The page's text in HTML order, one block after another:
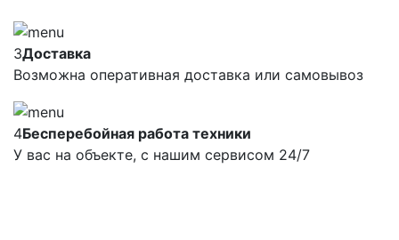
3Доставка
Возможна оперативная доставка или самовывоз
4Бесперебойная работа техники
У вас на объекте, с нашим сервисом 24/7